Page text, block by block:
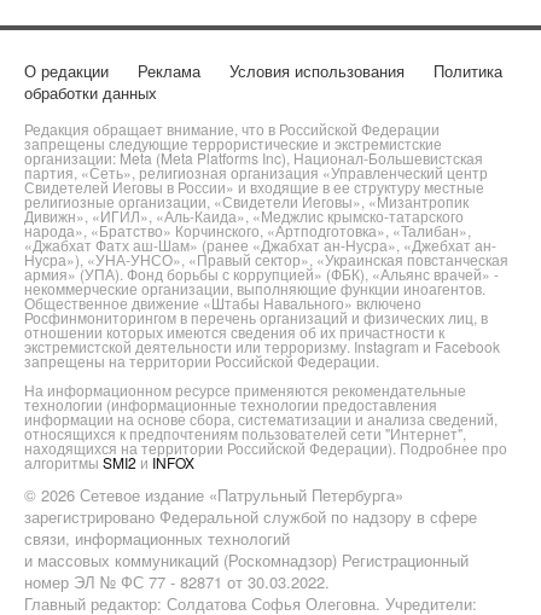
О редакции Реклама Условия использования
Политика
обработки данных
Редакция обращает внимание, что в Российской Федерации
запрещены следующие террористические и экстремистские
организации: Meta (Meta Platforms Inc), Национал-Большевистская
партия, «Сеть», религиозная организация «Управленческий центр
Свидетелей Иеговы в России» и входящие в ее структуру местные
религиозные организации, «Свидетели Иеговы», «Мизантропик
Дивижн», «ИГИЛ», «Аль-Каида», «Меджлис крымско-татарского
народа», «Братство» Корчинского, «Артподготовка», «Талибан»,
«Джабхат Фатх аш-Шам» (ранее «Джабхат ан-Нусра», «Джебхат ан-
Нусра»), «УНА-УНСО», «Правый сектор», «Украинская повстанческая
армия» (УПА). Фонд борьбы с коррупцией» (ФБК), «Альянс врачей» -
некоммерческие организации, выполняющие функции иноагентов.
Общественное движение «Штабы Навального» включено
Росфинмониторингом в перечень организаций и физических лиц, в
отношении которых имеются сведения об их причастности к
экстремистской деятельности или терроризму. Instagram и Facebook
запрещены на территории Российской Федерации.
На информационном ресурсе применяются рекомендательные
технологии (информационные технологии предоставления
информации на основе сбора, систематизации и анализа сведений,
относящихся к предпочтениям пользователей сети "Интернет",
находящихся на территории Российской Федерации). Подробнее про
алгоритмы SMI2 и INFOX
© 2026 Сетевое издание «Патрульный Петербурга»
зарегистрировано Федеральной службой по надзору в сфере
связи, информационных технологий
и массовых коммуникаций (Роскомнадзор) Регистрационный
номер ЭЛ № ФС 77 - 82871 от 30.03.2022.
Главный редактор: Солдатова Софья Олеговна. Учредители: